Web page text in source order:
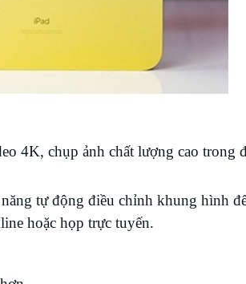
4K, chụp ảnh chất lượng cao trong
tự động điều chỉnh khung hình
hoặc họp trực tuyến.